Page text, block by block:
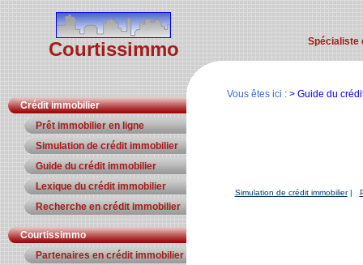
Courtissimmo Spécialiste
Crédit immobilier
Prêt immobilier en ligne
Simulation de crédit immobilier
Guide du crédit immobilier
Lexique du crédit immobilier
Recherche en crédit immobilier
Courtissimmo
Partenaires en crédit immobilier
Vous êtes ici : > Guide du
Simulation de crédit immobilier|